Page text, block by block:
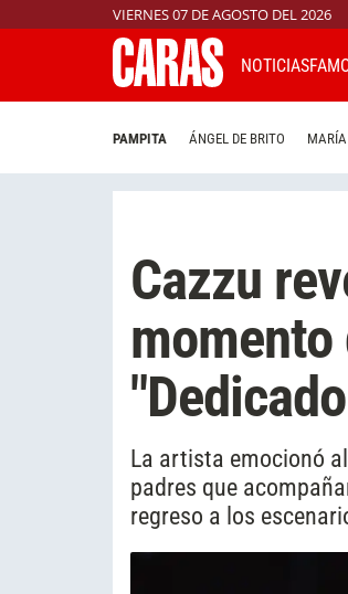
VIERNES 07 DE AGOSTO DEL 2026
NOTICIAS
PAMPITA ÁNGEL DE BRITO
Cazzu
La artista emocionó
padres que
regreso a los